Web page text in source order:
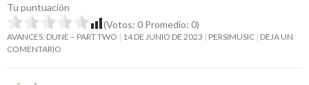
Tu puntuación
(Votos: 0 Promedio: 0)
AVANCES: DUNE – PART TWO 14 DE JUNIO DE 2023 PERSIMUSIC DEJA UN
COMENTARIO